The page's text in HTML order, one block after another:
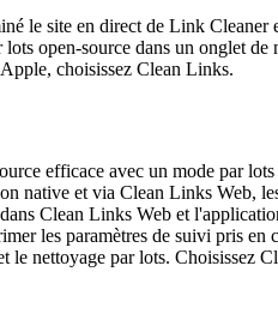
le site en direct de Link Cleaner
open-source dans un onglet
choisissez Clean Links.
efficace avec un mode par
native et via Clean Links Web,
Clean Links Web et
les paramètres de suivi pris
le nettoyage par lots. Choisissez